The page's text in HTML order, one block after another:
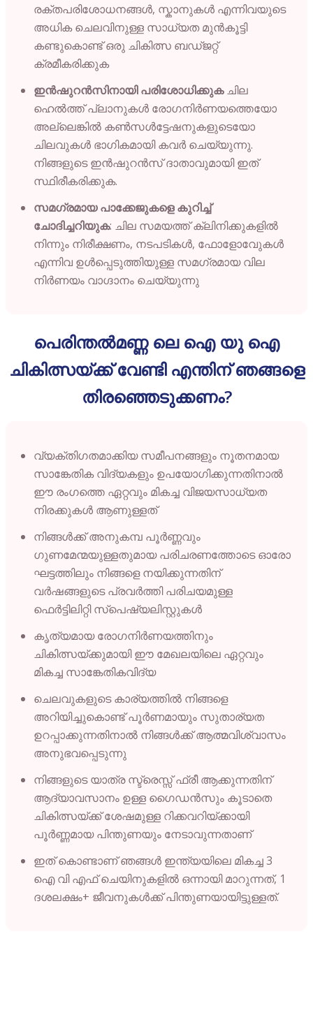
രക്തപരിശോധനങ്ങൾ, സ്കാനുകൾ എന്നിവയുടെ
അധിക ചെലവിനുള്ള സാധ്യത മുൻകൂട്ടി
കണ്ടുകൊണ്ട് ഒരു ചികിത്സ ബഡ്ജറ്റ്
ക്രമീകരിക്കുക
ഇൻഷുറൻസിനായി പരിശോധിക്കുകചില
ഹെൽത്ത് പ്ലാനുകൾ രോഗനിർണയത്തെയോ
അല്ലെങ്കിൽ കൺസൾട്ടേഷനുകളുടെയോ
ചിലവുകൾ ഭാഗികമായി കവർ ചെയ്യുന്നു.
നിങ്ങളുടെ ഇൻഷുറൻസ് ദാതാവുമായി ഇത്
സ്ഥിരീകരിക്കുക.
സമഗ്രമായ പാക്കേജുകളെ കുറിച്ച്
ചോദിച്ചറിയുക: ചില സമയത്ത് ക്ലിനിക്കുകളിൽ
നിന്നും നിരീക്ഷണം, നടപടികൾ, ഫോളോവേുകൾ
എന്നിവ ഉൾപ്പെടുത്തിയുള്ള സമഗ്രമായ വില
നിർണയം വാഗ്ദാനം ചെയ്യുന്നു
പെരിന്തൽമണ്ണ ലെ ഐ യു ഐ
ചികിത്സയ്ക്ക് വേണ്ടി എന്തിന് ഞങ്ങളെ
തിരഞ്ഞെടുക്കണം?
വ്യക്തിഗതമാക്കിയ സമീപനങ്ങളും നൂതനമായ
സാങ്കേതിക വിദ്യകളും ഉപയോഗിക്കുന്നതിനാൽ
ഈ രംഗത്തെ ഏറ്റവും മികച്ച വിജയസാധ്യത
നിരക്കുകൾ ആണുള്ളത്
നിങ്ങൾക്ക് അനുകമ്പ പൂർണ്ണവും
ഗുണമേന്മയുള്ളതുമായ പരിചരണത്തോടെ ഓരോ
ഘട്ടത്തിലും നിങ്ങളെ നയിക്കുന്നതിന്
വർഷങ്ങളുടെ പ്രവർത്തി പരിചയമുള്ള
ഫെർട്ടിലിറ്റി സ്പെഷ്യലിസ്റ്റുകൾ
കൃത്യമായ രോഗനിർണയത്തിനും
ചികിത്സയ്ക്കുമായി ഈ മേഖലയിലെ ഏറ്റവും
മികച്ച സാങ്കേതികവിദ്യ
ചെലവുകളുടെ കാര്യത്തിൽ നിങ്ങളെ
അറിയിച്ചുകൊണ്ട് പൂർണമായും സുതാര്യത
ഉറപ്പാക്കുന്നതിനാൽ നിങ്ങൾക്ക് ആത്മവിശ്വാസം
അനുഭവപ്പെടുന്നു
നിങ്ങളുടെ യാത്ര സ്ട്രെസ്സ് ഫ്രീ ആക്കുന്നതിന്
ആദ്യാവസാനം ഉള്ള ഗൈഡൻസും കൂടാതെ
ചികിത്സയ്ക്ക് ശേഷമുള്ള റിക്കവറിയ്ക്കായി
പൂർണ്ണമായ പിന്തുണയും നേടാവുന്നതാണ്
ഇത് കൊണ്ടാണ് ഞങ്ങൾ ഇന്ത്യയിലെ മികച്ച 3
ഐ വി എഫ് ചെയിനുകളിൽ ഒന്നായി മാറുന്നത്, 1
ദശലക്ഷം+ ജീവനുകൾക്ക് പിന്തുണയായിട്ടുള്ളത്.